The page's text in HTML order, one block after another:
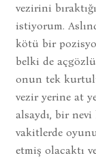
vezirini
istiyorum.
kötü bir
belki de
onun tek
vezir yerine at
alsaydı, bir
vakitlerde
etmiş olacaktı